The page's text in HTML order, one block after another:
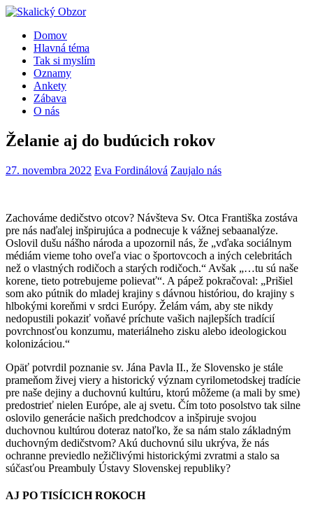
Domov
Hlavná téma
Tak si myslím
Oznamy
Ankety
Zábava
O nás
Želanie aj do budúcich rokov
27. novembra 2022 Eva Fordinálová Zaujalo nás
Zachováme dedičstvo otcov? Návšteva Sv. Otca Františka zostáva
pre nás naďalej inšpirujúca a podnecuje k vážnej sebaanalýze.
Oslovil dušu nášho národa a upozornil nás, že „vďaka sociálnym
médiám vieme toho oveľa viac o športovcoch a iných celebritách
než o vlastných rodičoch a starých rodičoch.“ Avšak „…tu sú naše
korene, tieto potrebujeme polievať“. A pápež pokračoval: „Prišiel
som ako pútnik do mladej krajiny s dávnou históriou, do krajiny s
hlbokými koreňmi v srdci Európy. Želám vám, aby ste nikdy
nedopustili pokaziť voňavé príchute vašich najlepších tradícií
povrchnosťou konzumu, materiálneho zisku alebo ideologickou
kolonizáciou.“
Opäť potvrdil poznanie sv. Jána Pavla II., že Slovensko je stále
prameňom živej viery a historický význam cyrilometodskej tradície
pre naše dejiny a duchovnú kultúru, ktorú môžeme (a mali by sme)
predostrieť nielen Európe, ale aj svetu. Čím toto posolstvo tak silne
oslovilo generácie našich predchodcov a inšpiruje svojou
duchovnou kultúrou doteraz natoľko, že sa nám stalo základným
duchovným dedičstvom? Akú duchovnú silu ukrýva, že nás
ochranne previedlo nežičlivými historickými zvratmi a stalo sa
súčasťou Preambuly Ústavy Slovenskej republiky?
AJ PO TISÍCICH ROKOCH